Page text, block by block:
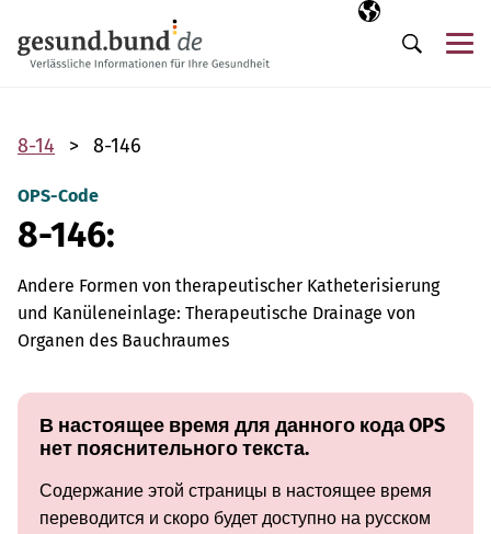
Выбранный
RU
Поиск
8-14 8-146
OPS-Code
8-146:
Andere Formen von therapeutischer Katheterisierung
und Kanüleneinlage: Therapeutische Drainage von
Organen des Bauchraumes
В настоящее время для данного кода OPS
нет пояснительного текста.
Содержание этой страницы в настоящее время
переводится и скоро будет доступно на русском